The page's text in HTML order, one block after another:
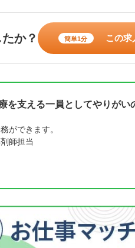
か？ 簡単1分 この求
を支える一員としてやりがい
ができます。
師担当